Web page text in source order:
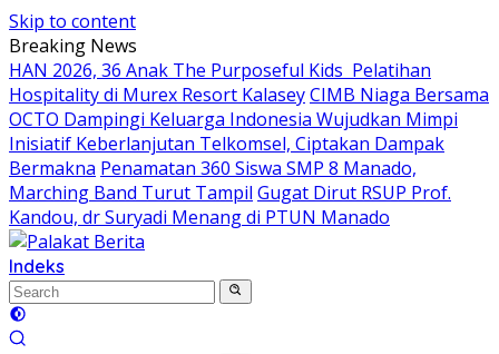
Skip to content
Breaking News
HAN 2026, 36 Anak The Purposeful Kids Pelatihan
Hospitality di Murex Resort KalaseyCIMB Niaga Bersama
OCTO Dampingi Keluarga Indonesia Wujudkan Mimpi
Inisiatif Keberlanjutan Telkomsel, Ciptakan Dampak
Bermakna Penamatan 360 Siswa SMP 8 Manado,
Marching Band Turut Tampil Gugat Dirut RSUP Prof.
Kandou, dr Suryadi Menang di PTUN Manado
Indeks